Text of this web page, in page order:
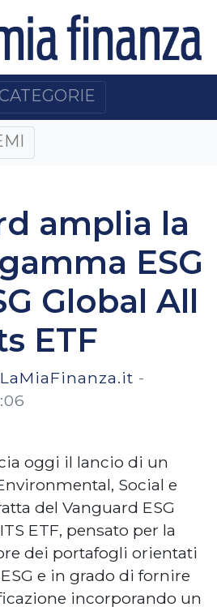
amplia la
ESG
Global All
ETF
-
oggi il lancio di un
Social e
del Vanguard ESG
ETF, pensato per la
dei portafogli orientati
e in grado di fornire
incorporando un